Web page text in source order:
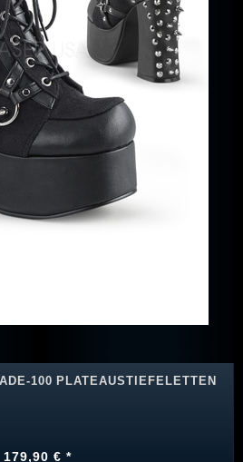
100 PLATEAUSTIEFELETTEN
179,90 € *